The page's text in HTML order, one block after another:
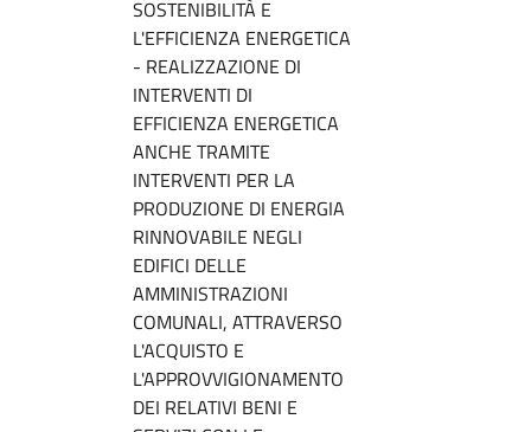
SOSTENIBILITÀ E
L'EFFICIENZA ENERGETICA
- REALIZZAZIONE DI
INTERVENTI DI
EFFICIENZA ENERGETICA
ANCHE TRAMITE
INTERVENTI PER LA
PRODUZIONE DI ENERGIA
RINNOVABILE NEGLI
EDIFICI DELLE
AMMINISTRAZIONI
COMUNALI, ATTRAVERSO
L'ACQUISTO E
L'APPROVVIGIONAMENTO
DEI RELATIVI BENI E